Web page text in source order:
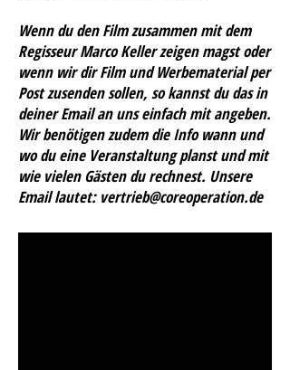
Wenn du den Film zusammen mit dem
Regisseur Marco Keller zeigen magst oder
wenn wir dir Film und Werbematerial per
Post zusenden sollen, so kannst du das in
deiner Email an uns einfach mit angeben.
Wir benötigen zudem die Info wann und
wo du eine Veranstaltung planst und mit
wie vielen Gästen du rechnest. Unsere
Email lautet: vertrieb@coreoperation.de